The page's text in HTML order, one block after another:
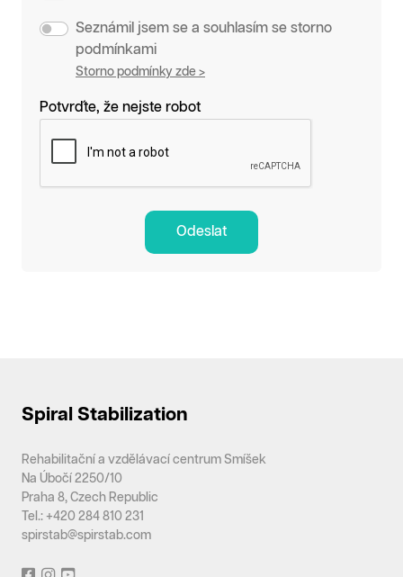
Seznámil jsem se a souhlasím se storno
podmínkami
Storno podmínky zde >
Potvrďte, že nejste robot
Odeslat
Spiral Stabilization
Rehabilitační a vzdělávací centrum Smíšek
Na Úbočí 2250/10
Praha 8, Czech Republic
Tel.: +420 284 810 231
spirstab@spirstab.com